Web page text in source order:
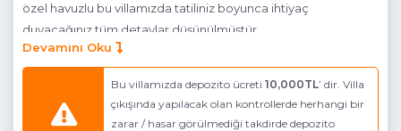
özel havuzlu bu villamızda tatiliniz boyunca ihtiyaç
duyacağınız tüm detaylar düşünülmüştür.
Detayları :
Özel yüzme havuzu, 4 adet şezlong, 2 adet
Devamını Oku
Bu villamızda depozito ücreti 10,000TL’ dir. Villa
çıkışında yapılacak olan kontrollerde herhangi bir
zarar / hasar görülmediği takdirde depozito